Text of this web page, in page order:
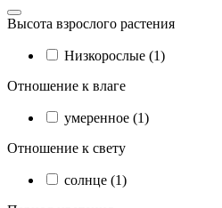
Высота взрослого растения
Низкорослые (1)
Отношение к влаге
умеренное (1)
Отношение к свету
солнце (1)